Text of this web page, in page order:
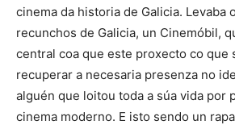
cinema da historia de Galicia. Levaba
recunchos de Galicia, un Cinemóbil,
central coa que este proxecto co que
recuperar a necesaria presenza no
alguén que loitou toda a súa vida por
cinema moderno. E isto sendo un